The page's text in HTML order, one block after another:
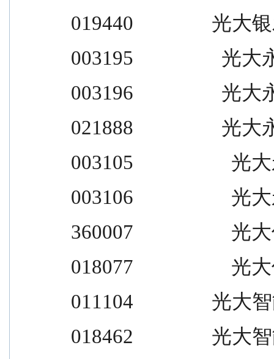
019440                光大
003195                  光大
003196                  光大
021888                  光大
003105                    光
003106                    光
360007                    光
018077                    光
011104                光大
018462                光大